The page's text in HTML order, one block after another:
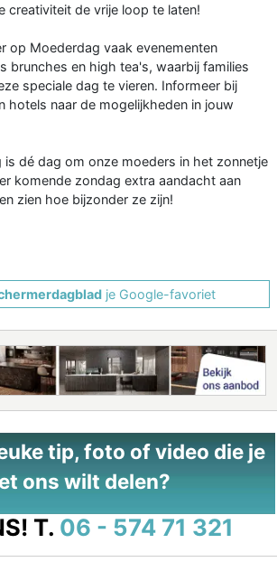
creativiteit de vrije loop te laten!
op Moederdag vaak evenementen
brunches en high tea's, waarbij families
speciale dag te vieren. Informeer bij
hotels naar de mogelijkheden in jouw
is dé dag om onze moeders in het zonnetje
komende zondag extra aandacht aan
zien hoe bijzonder ze zijn!
je Google-favoriet
tip, foto of video die je
ons wilt delen?
T. 06 - 574 71 321